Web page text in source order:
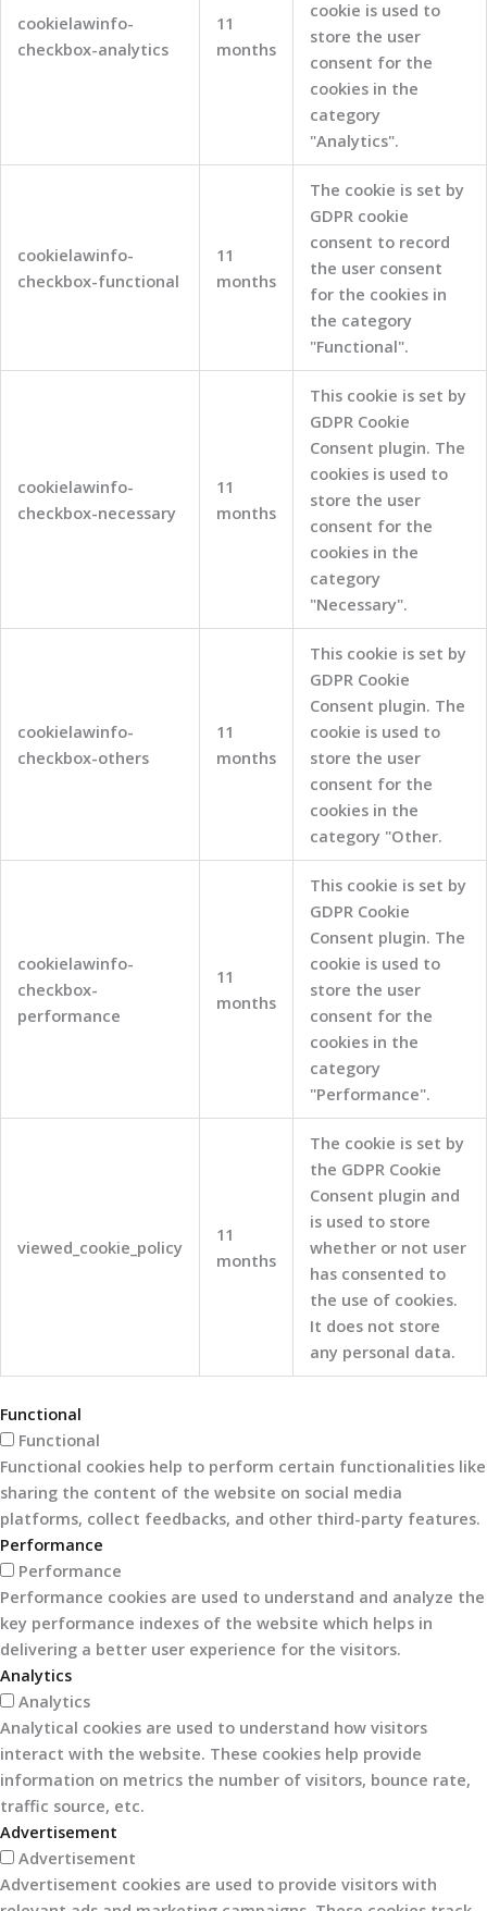
cookielawinfo-
checkbox-analytics
11
months
cookie is used to
store the user
consent for the
cookies in the
category
"Analytics".
cookielawinfo-
checkbox-functional
11
months
The cookie is set by
GDPR cookie
consent to record
the user consent
for the cookies in
the category
"Functional".
cookielawinfo-
checkbox-necessary
11
months
This cookie is set by
GDPR Cookie
Consent plugin. The
cookies is used to
store the user
consent for the
cookies in the
category
"Necessary".
cookielawinfo-
checkbox-others
11
months
This cookie is set by
GDPR Cookie
Consent plugin. The
cookie is used to
store the user
consent for the
cookies in the
category "Other.
cookielawinfo-
checkbox-
performance
11
months
This cookie is set by
GDPR Cookie
Consent plugin. The
cookie is used to
store the user
consent for the
cookies in the
category
"Performance".
viewed_cookie_policy
11
months
The cookie is set by
the GDPR Cookie
Consent plugin and
is used to store
whether or not user
has consented to
the use of cookies.
It does not store
any personal data.
Functional
Functional
Functional cookies help to perform certain functionalities like
sharing the content of the website on social media
platforms, collect feedbacks, and other third-party features.
Performance
Performance
Performance cookies are used to understand and analyze the
key performance indexes of the website which helps in
delivering a better user experience for the visitors.
Analytics
Analytics
Analytical cookies are used to understand how visitors
interact with the website. These cookies help provide
information on metrics the number of visitors, bounce rate,
traffic source, etc.
Advertisement
Advertisement
Advertisement cookies are used to provide visitors with